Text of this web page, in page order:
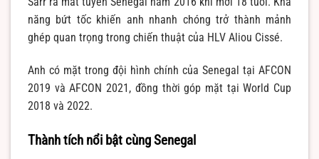
năng bứt tốc khiến anh nhanh chóng trở thành mảnh
ghép quan trọng trong chiến thuật của HLV Aliou Cissé.
Anh có mặt trong đội hình chính của Senegal tại AFCON
2019 và AFCON 2021, đồng thời góp mặt tại World Cup
2018 và 2022.
Thành tích nổi bật cùng Senegal